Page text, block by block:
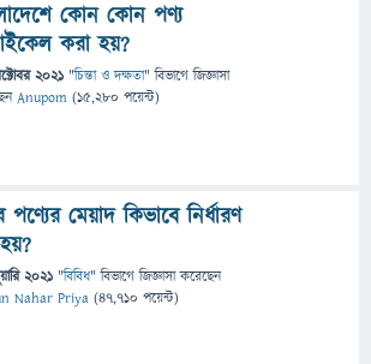
কোন কোন পণ্য
করা হয়?
2021 "চিন্তা ও দক্ষতা" বিভাগে জিজ্ঞাসা
Anupom (15,280 পয়েন্ট)
পণ্যের মেয়াদ কিভাবে নির্ধারণ
2021 "বিবিধ" বিভাগে জিজ্ঞাসাকরেছেন
Nahar Priya (47,710 পয়েন্ট)